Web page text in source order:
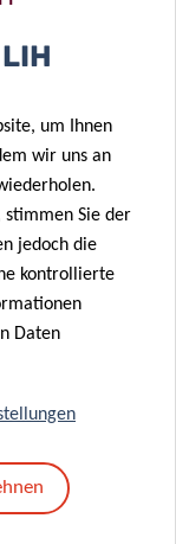
erklären Sie
um Ihnen
wir uns an
stimmen Sie der
jedoch die
kontrollierte
Daten